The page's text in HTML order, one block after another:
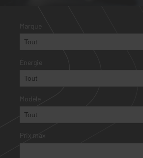
Marque
Énergie
Modèle
Prix max